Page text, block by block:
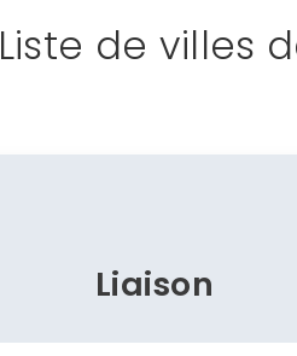
Liste de villes
Liaison